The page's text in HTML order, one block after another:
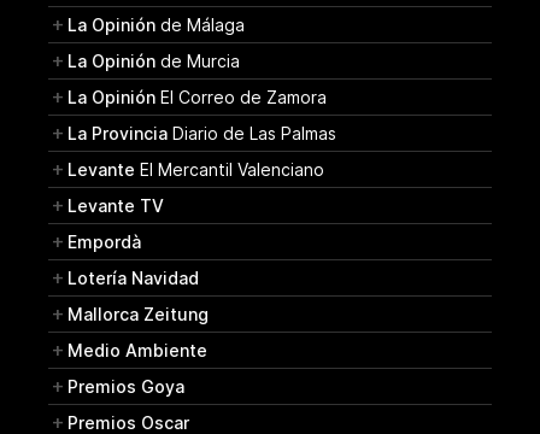
La Opinión de Málaga
La Opinión de Murcia
La Opinión El Correo de Zamora
La Provincia Diario de Las Palmas
Levante El Mercantil Valenciano
Levante TV
Empordà
Lotería Navidad
Mallorca Zeitung
Medio Ambiente
Premios Goya
Premios Oscar